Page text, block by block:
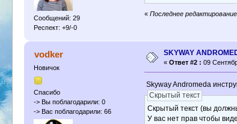
Сообщений: 29
Респект: +9/-0
« Последнее
vodker
Новичок
Спасибо
-> Вы поблагодарили: 0
-> Вас поблагодарили: 66
SKYWAY
«Ответ #2 : 09
Skyway Andromeda
Скрытый текст
Скрытый текст (вы
У вас нет прав чтобы